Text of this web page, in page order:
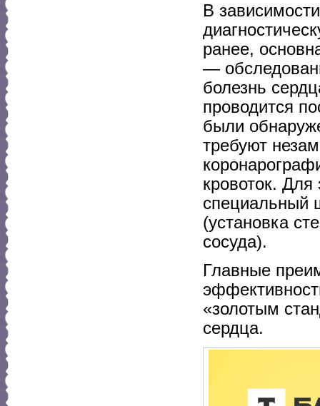
В
ранее,
—
болезнь
проводится
были
требуют
кровоток. Для
специальный
(установка
сосуда).
Главные
«золотым
сердца.